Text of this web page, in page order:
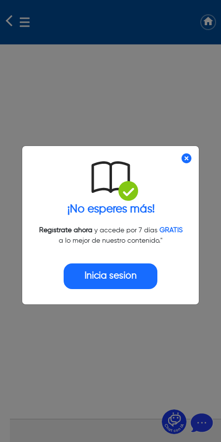
¡No esperes más!
Regístrate ahoray accede por 7 días GRATIS
a lo mejor de nuestro contenido."
Inicia sesión